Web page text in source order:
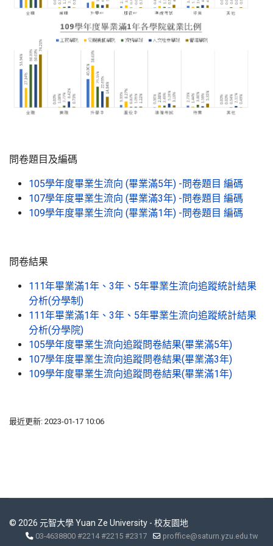
問卷題目及編碼
105學年度畢業生流向 (畢業滿5年) -問卷題目 編碼
107學年度畢業生流向 (畢業滿3年) -問卷題目 編碼
109學年度畢業生流向 (畢業滿1年) -問卷題目 編碼
問卷結果
111年畢業滿1年、3年、5年畢業生流向追蹤統計結果
分析(分學制)
111年畢業滿1年、3年、5年畢業生流向追蹤統計結果
分析(分學院)
105學年度畢業生流向追蹤問卷結果(畢業滿5年)
107學年度畢業生流向追蹤問卷結果(畢業滿3年)
109學年度畢業生流向追蹤問卷結果(畢業滿1年)
最近更新: 2023-01-17 10:06
© 2026 元智大學 Yuan Ze University - 校友園地
03-4638800 #2214 #2215 #2317 proffice@saturn.yzu.edu.tw